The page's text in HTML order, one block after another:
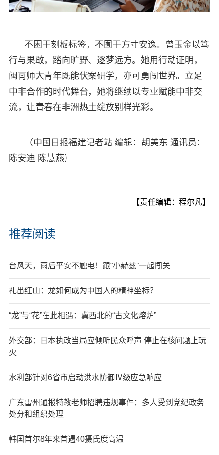
不困于刻板标签，不囿于方寸安逸。曾玉金以笃
行与果敢，踏向旷野、逐梦远方。她用行动证明，
闽南师大青年既能伏案研学，亦可勇闯世界。立足
中非合作的时代舞台，她将继续以专业赋能中非交
流，让青春在非洲热土绽放别样光彩。
（中国日报福建记者站 编辑：胡美东 通讯员：
陈安迪 陈慧燕）
【责任编辑：程尔凡】
推荐阅读
台风天，雨后平安不触电！跟“小赫兹”一起闯关
礼出红山：龙如何成为中国人的精神坐标？
“龙”与“花”在此相遇：冀西北的“古文化熔炉”
外交部：日本执政当局应倾听民众呼声 停止在核问题上玩
火
水利部针对6省市启动洪水防御Ⅳ级应急响应
广东雷州通报特教老师招聘违规事件：多人受到党纪政务
处分和组织处理
韩国首尔8年来首遇40摄氏度高温